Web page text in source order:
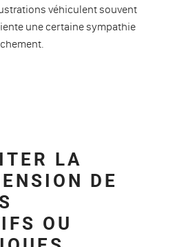
véhiculent souvent
une certaine sympathie
LA
DE
OU